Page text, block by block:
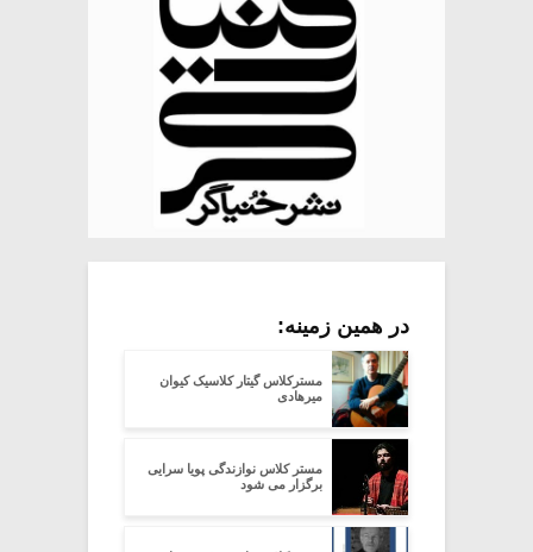
در همین زمینه:
مسترکلاس گیتار کلاسیک کیوان
میرهادی
مستر کلاس نوازندگی پویا سرایی
برگزار می شود